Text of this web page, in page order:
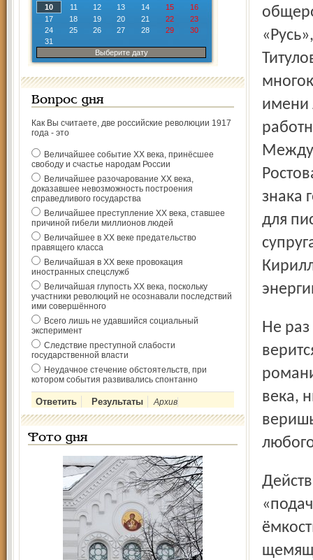
10
11 12 13 14 15
16
17
18 19 20 21 22
23
24
25 26 27 28 29
30
31
Выберите дату
Вопрос дня
Как Вы считаете, две российские революции 1917
года - это
Величайшее событие ХХ века, принёсшее
свободу и счастье народам России
Величайшее разочарование ХХ века,
доказавшее невозможность построения
справедливого государства
Величайшее преступление ХХ века, ставшее
причиной гибели миллионов людей
Величайшее в ХХ веке предательство
правящего класса
Величайшая в ХХ веке провокация
иностранных спецслужб
Величайшая глупость ХХ века, поскольку
участники революций не осознавали последствий
ими совершённого
Всего лишь не удавшийся социальный
эксперимент
Следствие преступной слабости
государственной власти
Неудачное стечение обстоятельств, при
котором события развивались спонтанно
Архив
Фото дня
имени
знака
для
Не раз приходилось слышать от читателей: «Даже не
века,
Действительно, писатель изобрёл своеобычную форму